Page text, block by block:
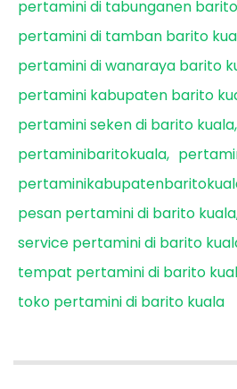
pertamini di tabunganen
pertamini di tamban barito
pertamini di wanaraya barito
pertamini kabupaten barito
pertamini seken di barito kuala
pertaminibaritokuala
pesan pertamini di barito kuala
service pertamini di barito
tempat pertamini di barito
toko pertamini di barito kuala